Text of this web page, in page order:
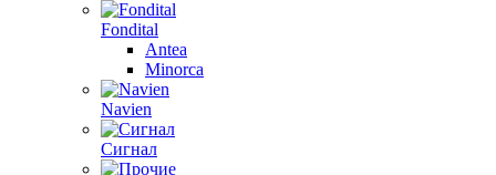
Fondital
Antea
Minorca
Navien
Сигнал